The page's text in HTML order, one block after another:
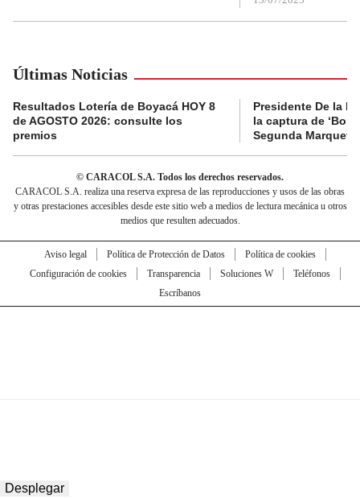
Últimas Noticias
Resultados Lotería de Boyacá HOY 8
de AGOSTO 2026: consulte los
premios
Presidente De la
la captura de
Segunda
© CARACOL S.A. Todos los derechos reservados.
CARACOL S.A. realiza una reserva expresa de las reproducciones y usos de las obras
y otras prestaciones accesibles desde este sitio web a medios de lectura mecánica u otros
medios que resulten adecuados.
Aviso legal Política de Protección de Datos
Política de cookies
Configuración de cookies
Transparencia Soluciones W
Teléfonos
Escríbanos
Desplegar